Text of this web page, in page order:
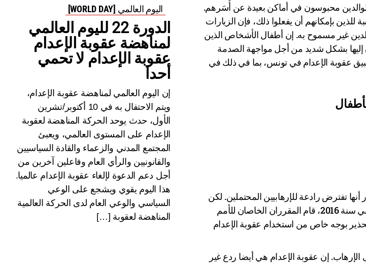
الوالدين محبوسون في أماكن بعيدة عن أُسَرهم.
بإمكانهم أن يفعلوا ذلك، فإن الزيارات
غير مسموح به. إن أطفال الأشخاص الذين
إليها بشكل شديد من أجل مواجهة الصدمة
عقوبة الإعدام في تونس، بما في ذلك في
تفترض رادعة للإرهابيين المحتملين. لكن
الدراسات الجامعية تبين أنه ليس هناك ما يدعم كون عقوبة الإعدام رادعة ضد الإرهاب. ففي سنة 2016، قام المقرران الخاصان للأمم
بوجه خاص من استخدام عقوبة الإعدام
إن عقوبة الإعدام هي أيضا ردع غير
اليوم العالمي [WORLD DAY]
الدورة 22 لليوم العالمي
لمناهضة عقوبة الإعدام
عقوبة الإعدام لا تحمي
أحدا
إن اليوم العالمي لمناهضة عقوبة الإعدام،
ويتم الاحتفال به في 10 أكتوبر/تشرين
الأول، حدث يوحد الحركة المناهضة لعقوبة
الإعدام على المستوى العالمي، ويعبئ
المجتمع المدني والزعماء والقادة السياسيين
والقانونيين والرأي العام وفاعلين آخرين من
أجل دعم الدعوة لإلغاء عقوبة الإعدام عالميا.
هذا اليوم يقوي ويشجع على الوعي
السياسي والوعي العام لدى الحركة العالمية
المناهضة لعقوبة […]